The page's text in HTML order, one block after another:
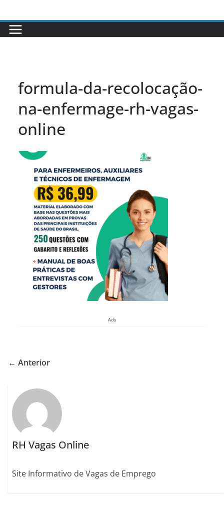
para
o
formula-da-recolocação-
na-enfermage-rh-vagas-
online
Ads
← Anterior
RH Vagas Online
Site Informativo de Vagas de Emprego